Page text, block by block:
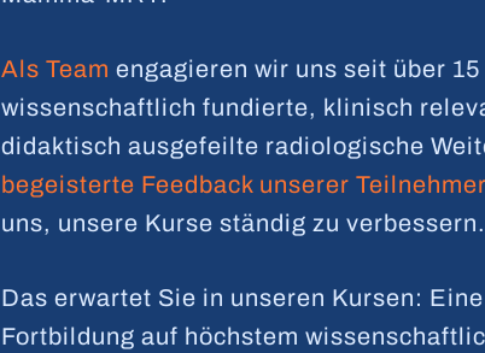
Als Team engagieren wir uns seit über
wissenschaftlich fundierte, klinisch
didaktisch ausgefeilte radiologische
begeisterte Feedback unserer
uns, unsere Kurse ständig zu verbessern.
Das erwartet Sie in unseren Kursen:
Fortbildung auf höchstem